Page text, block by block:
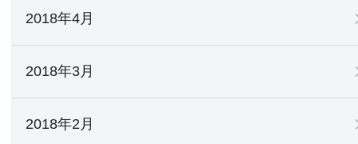
2018年4月
2018年3月
2018年2月